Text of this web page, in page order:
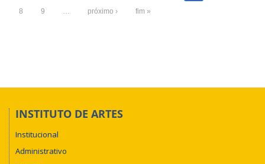
8 9 … próximo › fim »
INSTITUTO DE ARTES
Institucional
Administrativo